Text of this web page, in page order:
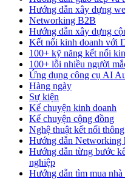
Hướng dẫn xây dựng
Networking B2B
Hướng dẫn xây dựng
Kết nối kinh doanh với
100+ kỹ năng kết nối
100+ lỗi nhiều người
Ứng dụng công cụ AI
Hàng ngày
Sự kiện
Kể chuyện kinh doanh
Kể chuyện cộng đồng
Nghệ thuật kết nối
Hướng dẫn Networking
Hướng dẫn từng bước
nghiệp
Hướng dẫn tìm mua nhà